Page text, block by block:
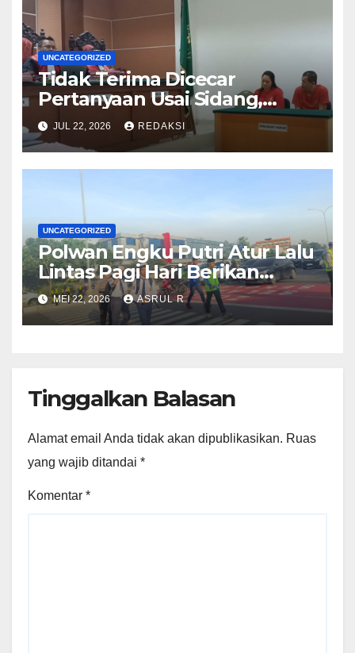
UNCATEGORIZED
Tidak Terima Dicecar
Pertanyaan Usai Sidang,
Terdakwa Kasus
Penggelapan Mobil di Batam
Diduga Rusak Handphone
Wartawati
JUL 22, 2026 REDAKSI
UNCATEGORIZED
Polwan Engku Putri Atur Lalu
Lintas Pagi Hari Berikan
kenyamaan Pelajar SDN 001
Sungai Panas
MEI 22, 2026 ASRUL R
Tinggalkan Balasan
Alamat email Anda tidak akan dipublikasikan. Ruas
yang wajib ditandai *
Komentar *